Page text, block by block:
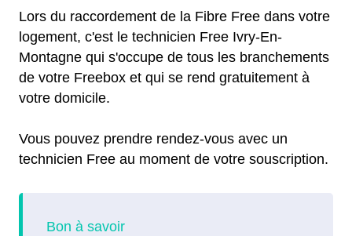
Lors du raccordement de la Fibre Free dans votre
logement, c'est le technicien Free Ivry-En-
Montagne qui s'occupe de tous les branchements
de votre Freebox et qui se rend gratuitement à
votre domicile.
Vous pouvez prendre rendez-vous avec un
technicien Free au moment de votre souscription.